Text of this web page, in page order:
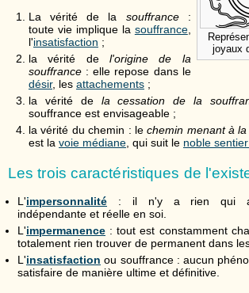
joyaux
La vérité de la souffrance:
toute vie implique la souffrance,
l'insatisfaction ;
la vérité del'origine de la
souffrance : elle repose dans le
désir, les attachements ;
la vérité de la cessation de la
souffrance est envisageable ;
la vérité du chemin : lechemin menant à
est la voie médiane , qui suit le noble
Les trois caractéristiques de
L'impersonnalité : il n'y a rien qui
indépendante et réelle en soi.
L'impermanence : tout est constamment
totalement rien trouver de permanent dans
L'insatisfaction ou souffrance : aucun
satisfaire de manière ultime et définitive.